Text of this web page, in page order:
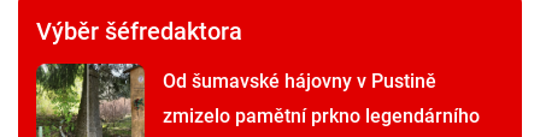
Výběr šéfredaktora
Od šumavské hájovny v Pustině
zmizelo pamětní prkno legendárního